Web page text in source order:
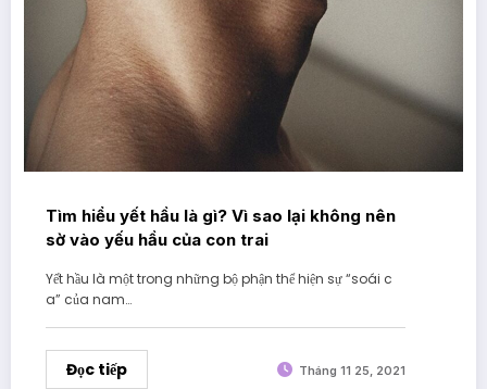
Tìm hiểu yết hầu là gì? Vì sao lại không nên
sờ vào yếu hầu của con trai
Yết hầu là một trong những bộ phận thể hiện sự “soái c
a” của nam…
Đọc tiếp Tháng 11 25, 2021